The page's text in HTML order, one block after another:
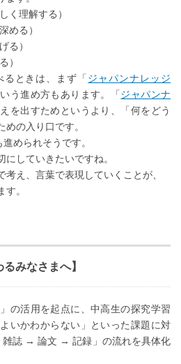
く理解する）
める）
る）
）
ときは、まず「 ジャパンナレッジ
う進め方もあります。「ジャパンナ
を出すためというより、「何をどう
の入り口です。
められそうです。
していきたいですね。
え、言葉で表現していくことが、
。
みなさまへ】
」の活用を起点に、中高生の探究学習
いかわからない」といった課題に対
雑誌 → 論文 → 記録」の流れを具体化